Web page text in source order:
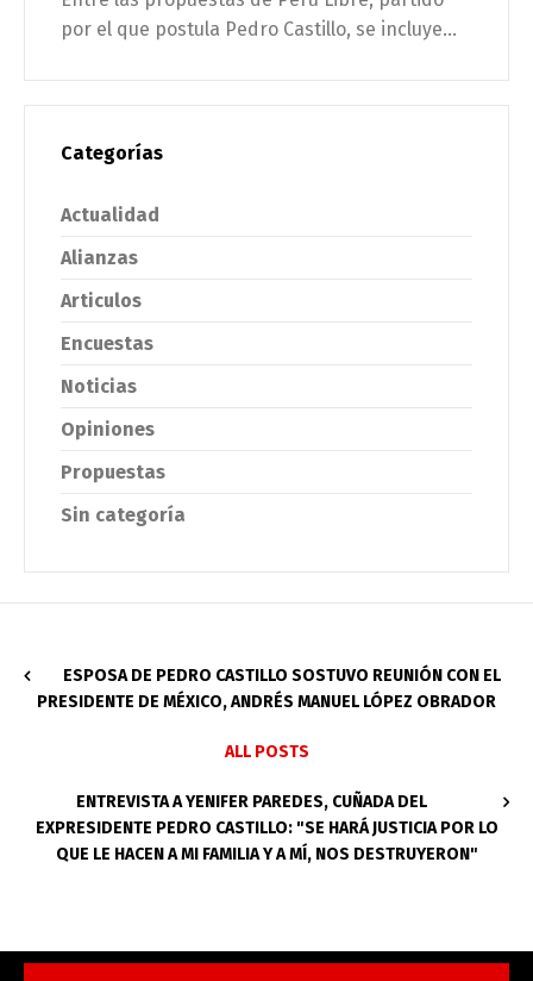
por el que postula Pedro Castillo, se incluye...
Categorías
Actualidad
Alianzas
Articulos
Encuestas
Noticias
Opiniones
Propuestas
Sin categoría
ESPOSA DE PEDRO CASTILLO SOSTUVO REUNIÓN CON EL
PRESIDENTE DE MÉXICO, ANDRÉS MANUEL LÓPEZ OBRADOR
ALL POSTS
ENTREVISTA A YENIFER PAREDES, CUÑADA DEL
EXPRESIDENTE PEDRO CASTILLO: "SE HARÁ JUSTICIA POR LO
QUE LE HACEN A MI FAMILIA Y A MÍ, NOS DESTRUYERON"